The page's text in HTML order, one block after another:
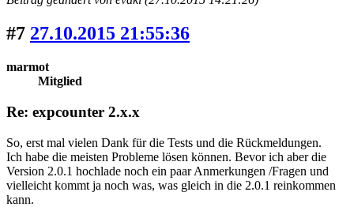
#7 27.10.2015 21:55:36
marmot
Mitglied
Re: expcounter 2.x.x
So, erst mal vielen Dank für die Tests und die Rückmeldungen.
Ich habe die meisten Probleme lösen können. Bevor ich aber die
Version 2.0.1 hochlade noch ein paar Anmerkungen /Fragen und
vielleicht kommt ja noch was, was gleich in die 2.0.1 reinkommen
kann.